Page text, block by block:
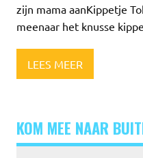
zijn mama aanKippetje
meenaar het knusse
LEES MEER
KOM MEE NAAR